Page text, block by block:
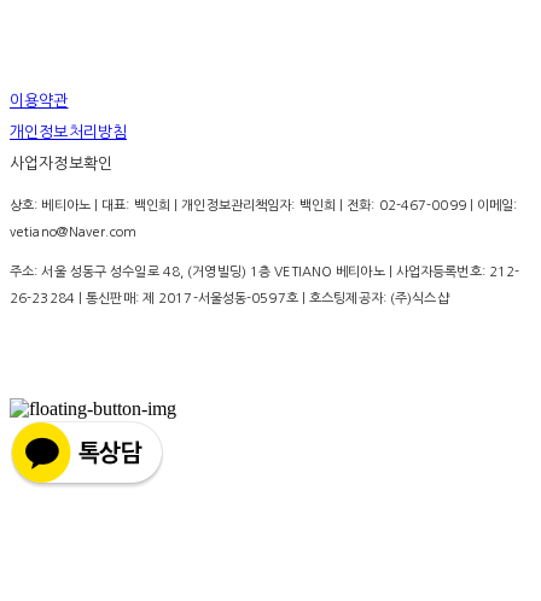
이용약관
개인정보처리방침
사업자정보확인
상호: 베티아노 | 대표: 백인희 | 개인정보관리책임자: 백인희 | 전화: 02-467-0099 | 이메일:
vetiano@Naver.com
주소: 서울 성동구 성수일로 48, (거영빌딩) 1층 VETIANO 베티아노 | 사업자등록번호: 212-
26-23284 | 통신판매: 제 2017-서울성동-0597호| 호스팅제공자: (주)식스샵